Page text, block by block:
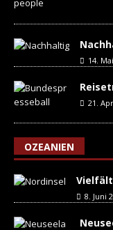
14.
21.
OZEANIEN
8. Juni